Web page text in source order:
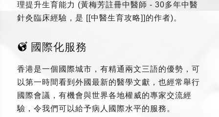
理提升生育能力 (黃梅芳註冊中醫師 - 30多年中醫
針灸臨床經驗，是 [[中醫生育攻略]]的作者)。
國際化服務
香港是一個國際城市，有精通兩文三語的優勢，可
以第一時間看到外國最新的醫學文獻，也經常舉行
國際會議，有機會與世界各地權威的專家交流經
驗，令我們可以給予病人國際水平的服務。